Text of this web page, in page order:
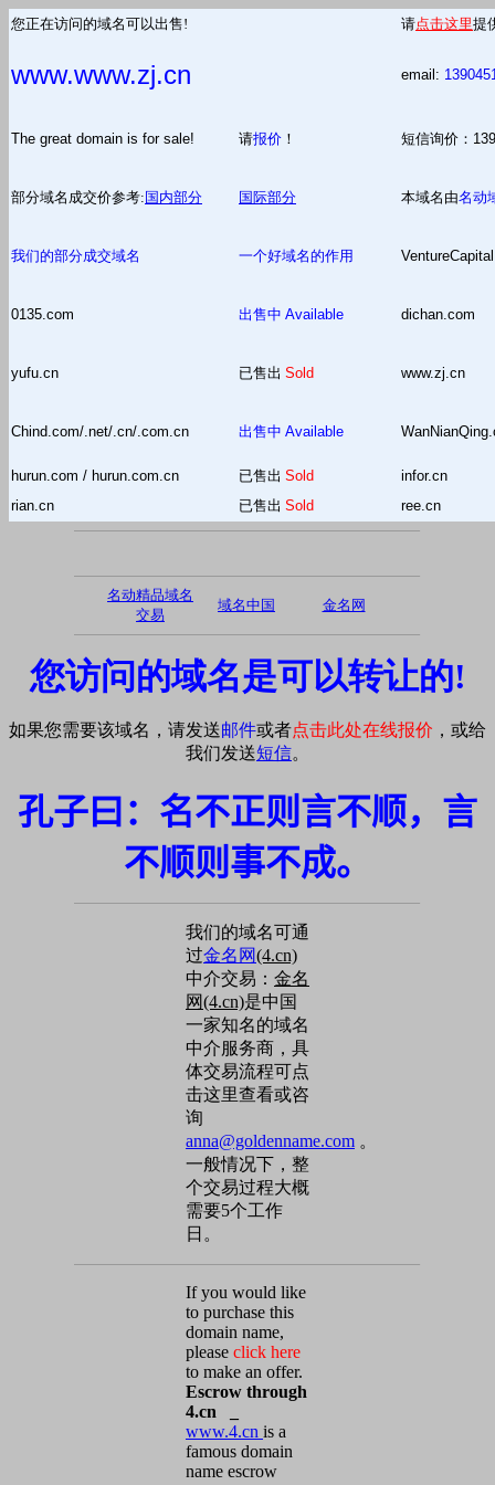
您正在访问的域名可以出售! 请点击这里提
www.www.zj.cn email:
The great domain is for sale! 请报价 ！ 短信询价：
部分域名成交价参考: 国内部分 国际部分 本域名由名动
我们的部分成交域名 一个好域名的作用
0135.com 出售中 Available dichan.com
yufu.cn 已售出 Sold www.zj.cn
Chind.com/.net/.cn/.com.cn 出售中 Available
hurun.com / hurun.com.cn 已售出 Sold
infor.cn
rian.cn
已售出 Sold ree.cn
名动精品域名
交易
域名中国 金名网
您访问的域名是可以转让的!
如果您需要该域名，请发送邮件或者点击此处在线报价 ，或给
我们发送短信。
孔子曰：名不正则言不顺，言
不顺则事不成。
我们的域名可通
过金名网(4.cn)
中介交易： 金名
网(4.cn)是中国
一家知名的域名
中介服务商，具
体交易流程可点
击这里查看或咨
询
anna@goldenname.com 。
一般情况下，整
个交易过程大概
需要5个工作
日。
If you would like
to purchase this
domain name,
please click here
to make an offer.
Escrow through
4.cn _
www.4.cn is a
famous domain
name escrow